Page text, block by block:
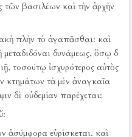
τῶν βασιλέων καὶ τὴν ἀρχὴν
πλὴν τὸ ἀγαπᾶσθαι: καὶ
μεταδιδόναι δυνάμεως, ὅσῳ δ
τοσούτῳ ἰσχυρότερος αὐτὸς
κτημάτων τὰ μὲν ἀναγκαῖα
δὲ οὐδεμίαν παρέχεται:
ἀσύμφορα εὑρίσκεται. καὶ